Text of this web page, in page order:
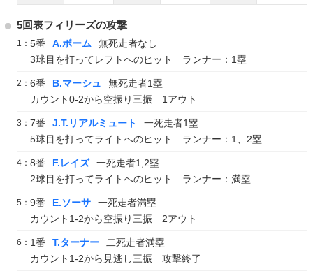
5回表フィリーズの攻撃
1： 5番 A.ボーム
無死走者なし
3球目を打ってレフトへのヒット ランナー：1塁
2： 6番 B.マーシュ
無死走者1塁
カウント0-2から空振り三振 1アウト
3： 7番 J.T.リアルミュート
一死走者1塁
5球目を打ってライトへのヒット ランナー：1、2塁
4： 8番 F.レイズ
一死走者1,2塁
2球目を打ってライトへのヒット ランナー：満塁
5： 9番 E.ソーサ
一死走者満塁
カウント1-2から空振り三振 2アウト
6： 1番 T.ターナー
二死走者満塁
カウント1-2から見逃し三振 攻撃終了